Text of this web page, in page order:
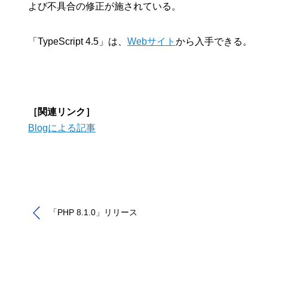
よび不具合の修正が施されている。
「TypeScript 4.5」は、 Webサイト から入手できる。
［関連リンク］
Blogによる記事
「PHP 8.1.0」リリース